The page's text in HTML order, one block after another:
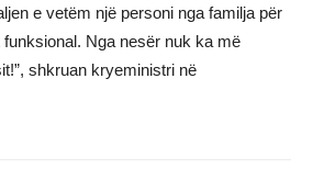
e vetëm një personi nga familja për
Nga nesër nuk ka më
shkruan kryeministri në